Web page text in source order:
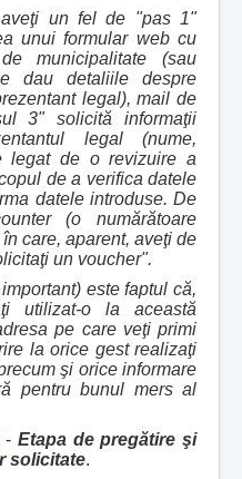
un fel de "pas 1"
unui formular web cu
municipalitate (sau
dau detaliile despre
legal), mail de
3" solicită informaţii
legal (nume,
legat de o revizuire a
de a verifica datele
datele introduse. De
(o numărătoare
care, aparent, aveţi de
un voucher".
este faptul că,
utilizat-o la această
pe care veţi primi
la orice gest realizaţi
şi orice informare
pentru bunul mers al
- Etapa de pregătire şi
solicitate.